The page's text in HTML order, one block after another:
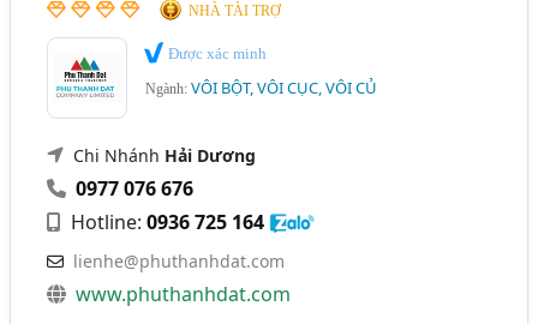
NHÀ TÀI TRỢ
Được xác minh
Ngành:VÔI BỘT, VÔI CỤC, VÔI CỦ
Chi Nhánh Hải Dương
0977 076 676
Hotline:0936 725 164
lienhe@phuthanhdat.com
www.phuthanhdat.com